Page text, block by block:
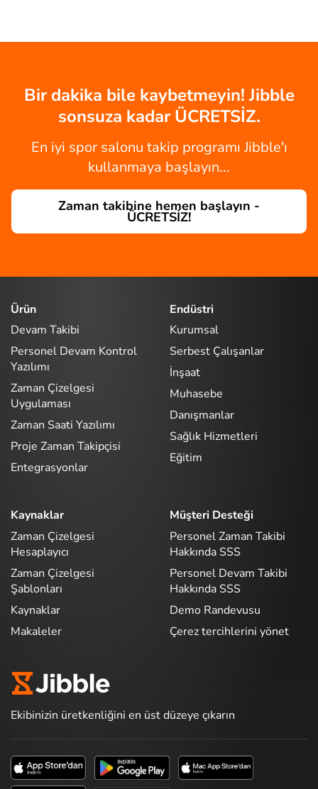
Bir dakika bile kaybetmeyin! Jibble
sonsuza kadar ÜCRETSİZ.
En iyi spor salonu takip programı Jibble'ı
kullanmaya başlayın...
Zaman takibine hemen başlayın -
ÜCRETSİZ!
Ürün
Devam Takibi
Personel Devam Kontrol
Yazılımı
Zaman Çizelgesi
Uygulaması
Zaman Saati Yazılımı
Proje Zaman Takipçisi
Entegrasyonlar
Endüstri
Kurumsal
Serbest Çalışanlar
İnşaat
Muhasebe
Danışmanlar
Sağlık Hizmetleri
Eğitim
Kaynaklar
Zaman Çizelgesi
Hesaplayıcı
Zaman Çizelgesi
Şablonları
Kaynaklar
Makaleler
Müşteri Desteği
Personel Zaman Takibi
Hakkında SSS
Personel Devam Takibi
Hakkında SSS
Demo Randevusu
Çerez tercihlerini yönet
Ekibinizin üretkenliğini en üst düzeye çıkarın